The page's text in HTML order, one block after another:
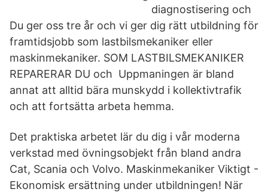
diagnostisering och
Du ger oss tre år och vi ger dig rätt utbildning för
framtidsjobb som lastbilsmekaniker eller
maskinmekaniker. SOM LASTBILSMEKANIKER
REPARERAR DU och Uppmaningen är bland
annat att alltid bära munskydd i kollektivtrafik
och att fortsätta arbeta hemma.
Det praktiska arbetet lär du dig i vår moderna
verkstad med övningsobjekt från bland andra
Cat, Scania och Volvo. Maskinmekaniker Viktigt -
Ekonomisk ersättning under utbildningen! När